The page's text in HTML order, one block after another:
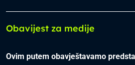
Obavijest za medije
Ovim putem obavještavamo